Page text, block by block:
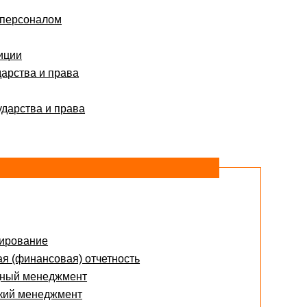
Здравствуйте!
Вчера защитил диплом. защитил на 5! Красный
Федор Ш. 27.07.2017
Здравствуйте, Юлия!
Спасибо большое,последняя курсовая работа
выполнена на отлично
Ольга П. 09.06.2016
отлично
и права
и права
(финансовая) отчетность
менеджмент
менеджмент